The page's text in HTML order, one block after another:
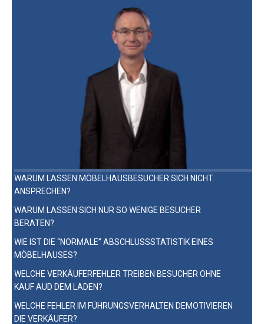
WARUM LASSEN MÖBELHAUSBESUCHER SICH NICHT
ANSPRECHEN?
WARUM LASSEN SICH NUR SO WENIGE BESUCHER
BERATEN?
WIE IST DIE “NORMALE” ABSCHLUSSSTATISTIK EINES
MÖBELHAUSES?
WELCHE VERKÄUFERFEHLER TREIBEN BESUCHER OHNE
KAUF AUD DEM LADEN?
WELCHE FEHLER IM FÜHRUNGSVERHALTEN DEMOTIVIEREN
DIE VERKÄUFER?